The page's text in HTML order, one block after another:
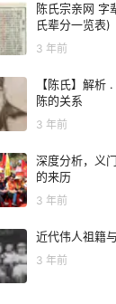
陈氏宗亲网 字
氏辈分一览表)
3 年前
【陈氏】解析
陈的关系
3 年前
深度分析，义
的来历
3 年前
近代伟人祖籍
3 年前